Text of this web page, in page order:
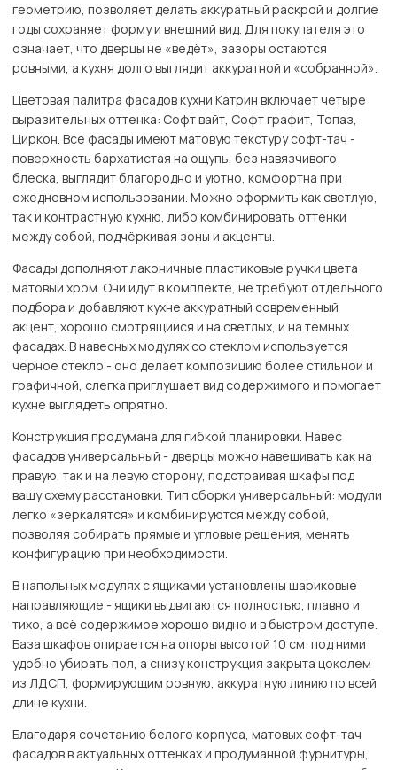
геометрию, позволяет делать аккуратный раскрой и долгие
годы сохраняет форму и внешний вид. Для покупателя это
означает, что дверцы не «ведёт», зазоры остаются
ровными, а кухня долго выглядит аккуратной и «собранной».
Цветовая палитра фасадов кухни Катрин включает четыре
выразительных оттенка: Софт вайт, Софт графит, Топаз,
Циркон. Все фасады имеют матовую текстуру софт-тач -
поверхность бархатистая на ощупь, без навязчивого
блеска, выглядит благородно и уютно, комфортна при
ежедневном использовании. Можно оформить как светлую,
так и контрастную кухню, либо комбинировать оттенки
между собой, подчёркивая зоны и акценты.
Фасады дополняют лаконичные пластиковые ручки цвета
матовый хром. Они идут в комплекте, не требуют отдельного
подбора и добавляют кухне аккуратный современный
акцент, хорошо смотрящийся и на светлых, и на тёмных
фасадах. В навесных модулях со стеклом используется
чёрное стекло - оно делает композицию более стильной и
графичной, слегка приглушает вид содержимого и помогает
кухне выглядеть опрятно.
Конструкция продумана для гибкой планировки. Навес
фасадов универсальный - дверцы можно навешивать как на
правую, так и на левую сторону, подстраивая шкафы под
вашу схему расстановки. Тип сборки универсальный: модули
легко «зеркалятся» и комбинируются между собой,
позволяя собирать прямые и угловые решения, менять
конфигурацию при необходимости.
В напольных модулях с ящиками установлены шариковые
направляющие - ящики выдвигаются полностью, плавно и
тихо, а всё содержимое хорошо видно и в быстром доступе.
База шкафов опирается на опоры высотой 10 см: под ними
удобно убирать пол, а снизу конструкция закрыта цоколем
из ЛДСП, формирующим ровную, аккуратную линию по всей
длине кухни.
Благодаря сочетанию белого корпуса, матовых софт-тач
фасадов в актуальных оттенках и продуманной фурнитуры,